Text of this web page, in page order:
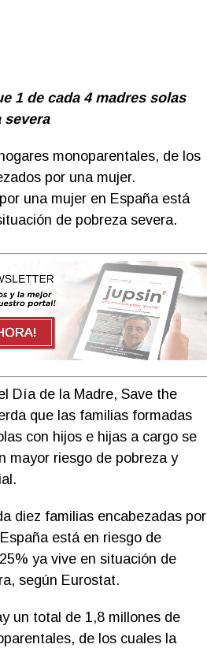
1 de cada 4 madres solas
severa
monoparentales, de los
por una mujer.
una mujer en España está
de pobreza severa.
Día de la Madre, Save the
que las familias formadas
con hijos e hijas a cargo se
mayor riesgo de pobreza y
diez familias encabezadas por
está en riesgo de
ya vive en situación de
según Eurostat.
un total de 1,8 millones de
de los cuales la